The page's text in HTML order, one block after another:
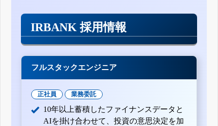
IRBANK 採用情報
フルスタックエンジニア
正社員 業務委託
10年以上蓄積したファイナンスデータと
AIを掛け合わせて、投資の意思決定を加